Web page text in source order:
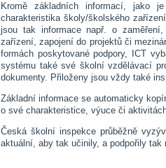
Kromě základních informací, jako
charakteristika školy/školského
jsou tak informace např. o
zařízení, zapojení do projektů či
formách poskytované podpory, ICT
systému také své školní vzdělávací
dokumenty. Přiloženy jsou vždy také
Základní informace se automaticky
o své charakteristice, výuce či
Česká školní inspekce průběžně
aktuální, aby tak učinily, a podpořily